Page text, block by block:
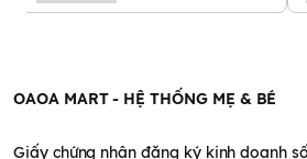
gạo lứt hữu cơ, 16,95% gạo trắng hữu
tinh luyện, lòng đỏ trứng gà, Canxi
OAOA MART - HỆ THỐNG MẸ & BÉ
Giấy chứng nhận đăng ký kinh doanh